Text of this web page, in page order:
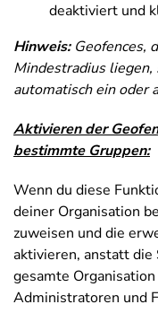
deaktiviert und
Hinweis: Geofences,
Mindestradius
automatisch ein oder
Aktivieren der
bestimmte Gruppen:
Wenn du diese
deiner Organisation
zuweisen und die
aktivieren, anstatt
gesamte
Administratoren und